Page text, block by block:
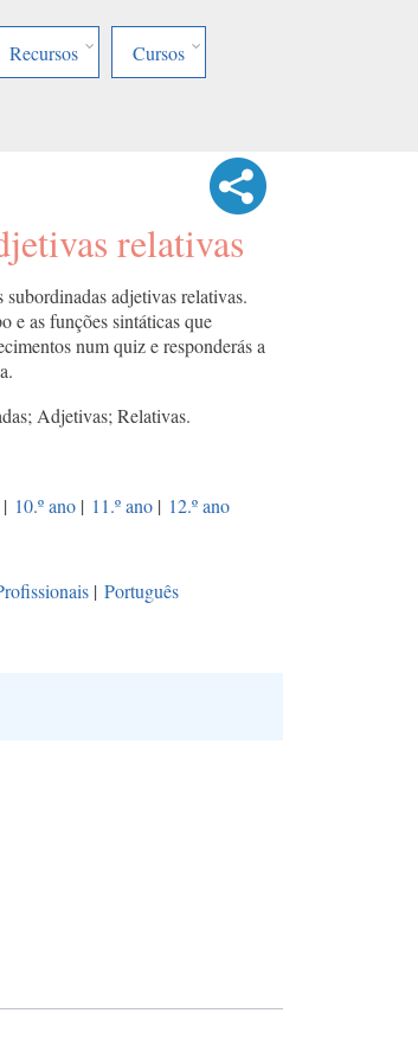
Recursos Cursos
relativas
subordinadas adjetivas relativas.
e as funções sintáticas que
num quiz e responderás a
Adjetivas; Relativas.
| 10.º ano | 11.º ano | 12.º ano
| Português